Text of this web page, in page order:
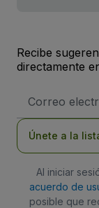
Recibe
directamente
de
Únete a la
Al iniciar
acuerdo de
posible que